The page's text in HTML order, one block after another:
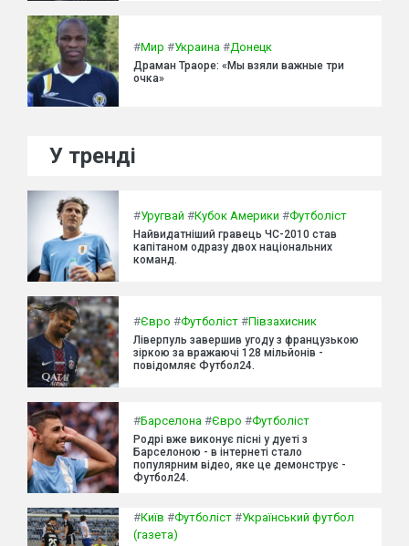
#Мир #Украина #Донецк
Драман Траоре: «Мы взяли важные три
очка»
У тренді
#Уругвай #Кубок Америки #Футболіст
Найвидатніший гравець ЧС-2010 став
капітаном одразу двох національних
команд.
#Євро #Футболіст #Півзахисник
Ліверпуль завершив угоду з французькою
зіркою за вражаючі 128 мільйонів -
повідомляє Футбол24.
#Барселона #Євро #Футболіст
Родрі вже виконує пісні у дуеті з
Барселоною - в інтернеті стало
популярним відео, яке це демонструє -
Футбол24.
#Київ #Футболіст #Український футбол
(газета)